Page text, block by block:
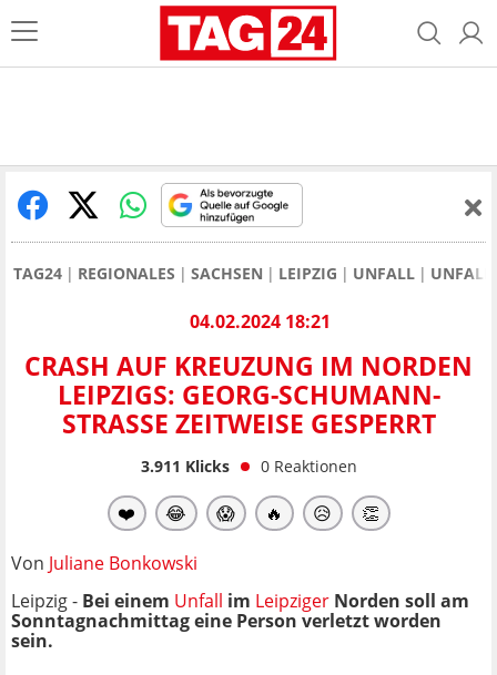
TAG24 REGIONALES SACHSEN LEIPZIG UNFALL UNFALL
04.02.2024 18:21
CRASH AUF KREUZUNG IM NORDEN
LEIPZIGS: GEORG-SCHUMANN-
STRASSE ZEITWEISE GESPERRT
3.911 Klicks 0 Reaktionen
❤️ 😂 😱 🔥 😥 👏
Von Juliane Bonkowski
Leipzig - Bei einem Unfall im Leipziger Norden soll am
Sonntagnachmittag eine Person verletzt worden
sein.